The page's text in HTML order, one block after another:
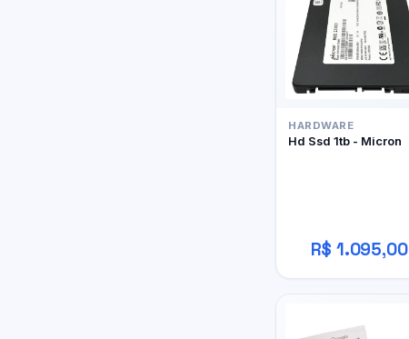
HARDWARE
Hd Ssd 1tb - Micron
R$ 1.095,00